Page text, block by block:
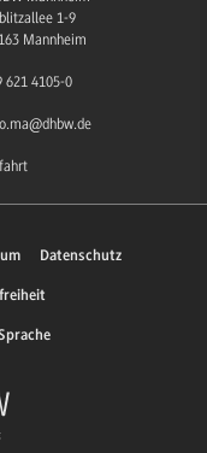
1-9
Mannheim
621 4105-0
@dhbw.de
Datenschutz